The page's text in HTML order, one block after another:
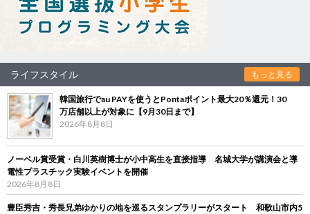
ライフスタイル もっと見る
韓国旅行でau PAYを使うとPontaポイント最大20％還元！30
万店舗以上が対象に【9月30日まで】
2026年8月8日
ノーベル賞受賞・白川英樹博士が小中高生を直接指導 名城大学が講演会と導
電性プラスチック実験イベントを開催
2026年8月8日
豊臣秀吉・秀長兄弟ゆかりの地を巡るスタンプラリーがスタート 和歌山市内5